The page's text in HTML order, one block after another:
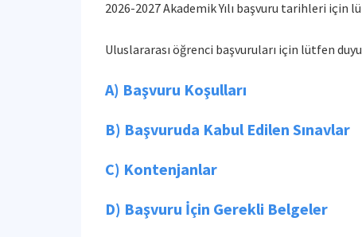
2026-2027 Akademik Yılı başvuru tarihleri için
Uluslararası öğrenci başvuruları için lütfen
A) Başvuru Koşulları
B) Başvuruda Kabul Edilen Sınavlar
C) Kontenjanlar
D) Başvuru İçin Gerekli Belgeler